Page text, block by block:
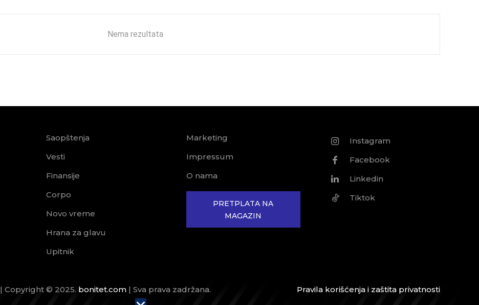
Nema rezultata
Saopštenja
Vesti
Finansije
Corpo
Novo vreme
Hrana za glavu
Upitnik
Marketing
Impressum
O nama
PRETPLATA NA
MAGAZIN
Instagram
Facebook
Linkedin
Tiktok
| Copyright © 2025. bonitet.com | Sva prava zadržana. Pravila korišćenja i zaštita privatnosti